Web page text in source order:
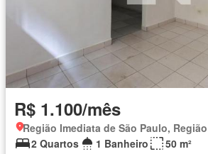
R$ 1.100/mês
2 Quartos
1 Banheiro 50 m²